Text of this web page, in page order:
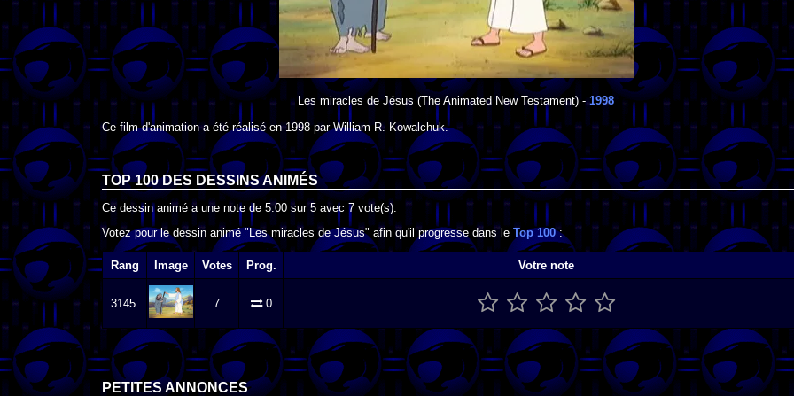
Les miracles de Jésus (The Animated New Testament) -1998
Ce film d'animation a été réalisé en1998parWilliam R. Kowalchuk.
TOP 100 DES DESSINS ANIMÉS
Ce dessin animé a une note de 5.00 sur5 avec 7 vote(s).
Votez pour le dessin animé "Les miracles de Jésus" afin qu'il progresse dans le Top 100:
Rang Image Votes Prog. Votre note
3145. 7 0
PETITES ANNONCES